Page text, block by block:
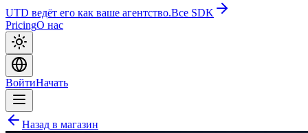
UTD ведёт его как ваше агентство.Все SDK
PricingО нас
ВойтиНачать
Назад в магазин